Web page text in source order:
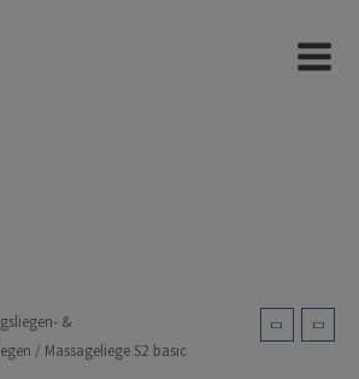
MAIN
S2 basic
&
/ Massageliege S2 basic